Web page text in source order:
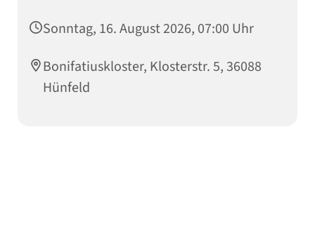
Sonntag, 16. August 2026, 07:00 Uhr
Bonifatiuskloster, Klosterstr. 5, 36088
Hünfeld